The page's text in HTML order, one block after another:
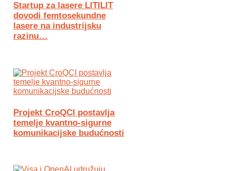
Startup za lasere LITILIT
dovodi femtosekundne
lasere na industrijsku
razinu…
Projekt CroQCI postavlja
temelje kvantno-sigurne
komunikacijske budućnosti